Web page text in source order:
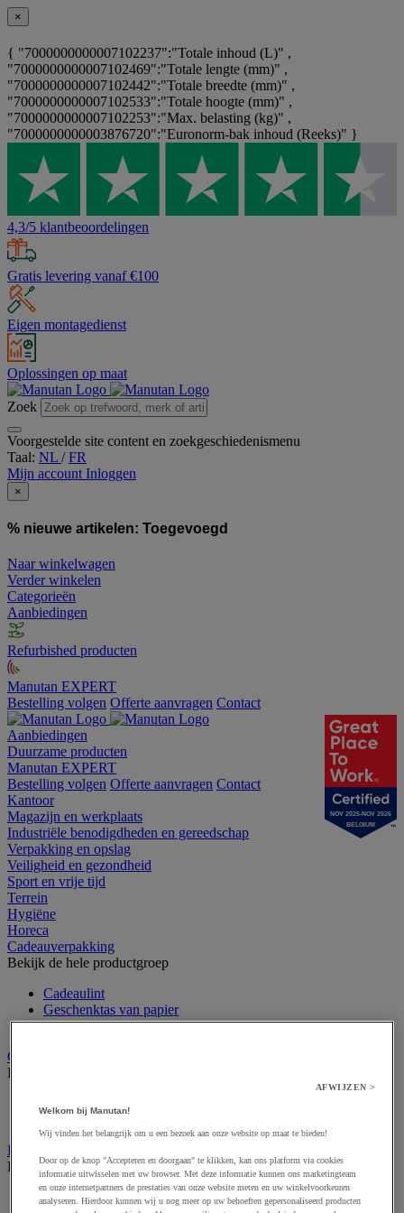
×
{ "7000000000007102237":"Totale inhoud (L)" ,
"7000000000007102469":"Totale lengte (mm)" ,
"7000000000007102442":"Totale breedte (mm)" ,
"7000000000007102533":"Totale hoogte (mm)" ,
"7000000000007102253":"Max. belasting (kg)" ,
"7000000000003876720":"Euronorm-bak inhoud (Reeks)" }
4,3/5 klantbeoordelingen
Gratis levering vanaf €100
Eigen montagedienst
Oplossingen op maat
Zoek
Voorgestelde site content en zoekgeschiedenismenu
Taal: NL /FR
Mijn account Inloggen
×
% nieuwe artikelen: Toegevoegd
Naar winkelwagen
Verder winkelen
Categorieën
Aanbiedingen
Refurbished producten
Manutan EXPERT
Bestelling volgen Offerte aanvragen Contact
Aanbiedingen
Duurzame producten
Manutan EXPERT
Bestelling volgen Offerte aanvragen Contact
Kantoor
Magazijn en werkplaats
Industriële benodigdheden en gereedschap
Verpakking en opslag
Veiligheid en gezondheid
Sport en vrije tijd
Terrein
Hygiëne
Horeca
Cadeauverpakking
Bekijk de hele productgroep
Cadeaulint
Geschenktas van papier
Vulmateriaal voor geschenken
Cutter en veiligheidsmes
Bekijk de hele productgroep
Veiligheidsmes & multifunctioneel mes
Dozen, enveloppen en postpakketten
Bekijk de hele productgroep
Envelop en verzendhoes
NOV 2025-NOV 2026
BELGIUM
AFWIJZEN >
Welkom bij Manutan!
Wij vinden het belangrijk om u een bezoek aan onze website op maat te bieden!
Door op de knop "Accepteren en doorgaan" te klikken, kan ons platform via cookies
informatie uitwisselen met uw browser. Met deze informatie kunnen ons marketingteam
en onze internetpartners de prestaties van onze website meten en uw winkelvoorkeuren
analyseren. Hierdoor kunnen wij u nog meer op uw behoeften gepersonaliseerd producten